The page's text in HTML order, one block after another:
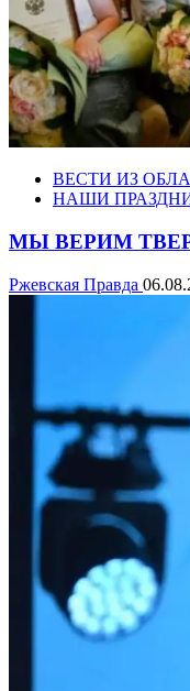
ВЕСТИ ИЗ
НАШИ
МЫ ВЕРИМ
Ржевская Правда